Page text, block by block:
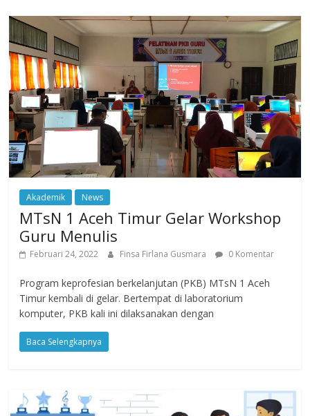
Akademik News
MTsN 1 Aceh Timur Gelar Workshop
Guru Menulis
Februari 24, 2022 Finsa Firlana Gusmara 0 Komentar
Program keprofesian berkelanjutan (PKB) MTsN 1 Aceh
Timur kembali di gelar. Bertempat di laboratorium
komputer, PKB kali ini dilaksanakan dengan
Baca Selengkapnya